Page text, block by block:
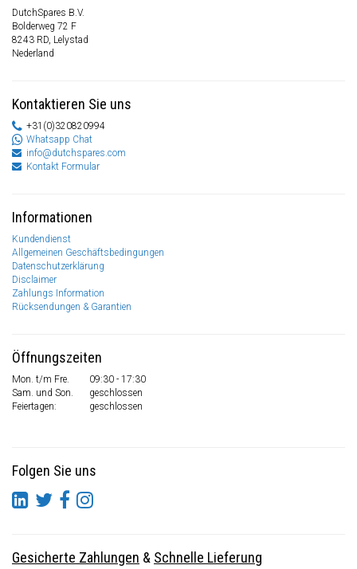
DutchSpares B.V.
Bolderweg 72 F
8243 RD, Lelystad
Nederland
Kontaktieren Sie uns
+31(0)320820994
Whatsapp Chat
info@dutchspares.com
Kontakt Formular
Informationen
Kundendienst
Allgemeinen Geschäftsbedingungen
Datenschutzerklärung
Disclaimer
Zahlungs Information
Rücksendungen & Garantien
Öffnungszeiten
Mon. t/m Fre.
09:30 - 17:30
Sam. und Son.
geschlossen
Feiertagen:
geschlossen
Folgen Sie uns
Gesicherte Zahlungen & Schnelle Lieferung